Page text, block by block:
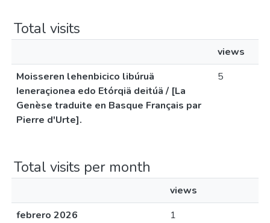
Total visits
views
Moisseren lehenbicico libúruä
Ieneraçionea edo Etórqiä deitúä / [La
Genèse traduite en Basque Français par
Pierre d'Urte].
5
Total visits per month
views
febrero 2026
1